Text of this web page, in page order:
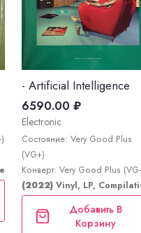
- Artificial Intelligence
6590.00 ₽
Electronic
Состояние: Very Good Plus
(VG+)
Конверт: Very Good Plus
(2022) Vinyl, LP,
Добавить В
Корзину